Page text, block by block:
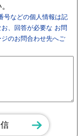
号などの個人情報は記
、回答が必要な お問
のお問合わせ先へご